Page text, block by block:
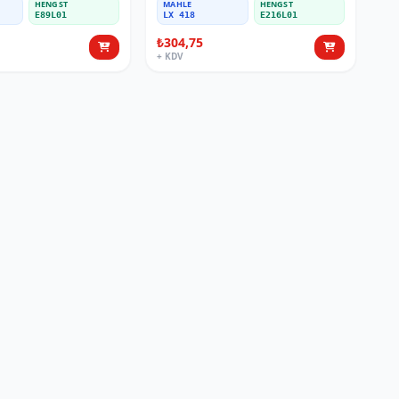
HENGST
E89L01
MAHLE
LX 418
HENGST
E216L01
₺304,75
+ KDV